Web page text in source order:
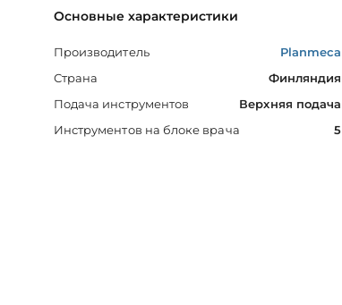
Основные характеристики
Производитель
Planmeca
Страна
Финляндия
Подача инструментов
Верхняя подача
Инструментов на блоке врача
5